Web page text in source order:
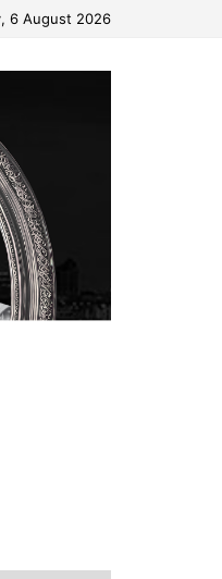
6 August 2026